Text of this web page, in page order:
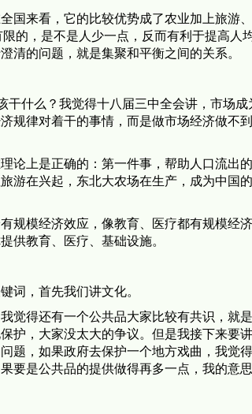
国来看，它的比较优势成了农业加上旅游
的，是不是人少一点，反而有利于提高人
清的问题，就是集聚和平衡之间的关系。
干什么？我觉得十八届三中全会讲，市场成
规律对着干的事情，而是做市场经济做不
论上是正确的：第一件事，帮助人口流出
游在兴起，东北大农场在生产，成为中国
规模经济效应，像教育、医疗都有规模经
供教育、医疗、基础设施。
词，首先我们讲文化。
觉得还有一个公共品大家比较有共识，就
护，大家没太大的争议。但是我接下来要
题，如果政府去保护一个地方戏曲，我觉
要是公共品的提供做得再多一点，我的意